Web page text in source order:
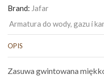
Brand: Jafar
Armatura do wody, gazu i
OPIS
Zasuwa gwintowana